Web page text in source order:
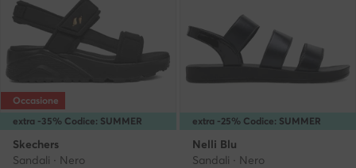
extra -35% Codice: SUMMER
Occasione
Skechers
Sandali · Nero
extra -25% Codice: SUMMER
Nelli Blu
Sandali · Nero